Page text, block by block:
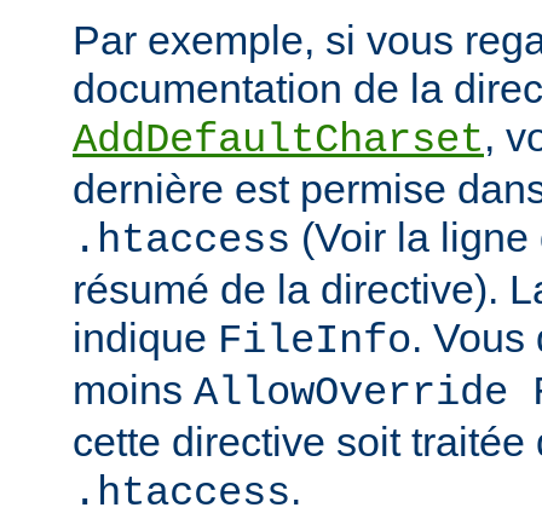
Par exemple, si vous
documentation de la
AddDefaultCharset,
dernière est permise
.htaccess (Voir la
résumé de la directive).
indique FileInfo. Vous
moins
cette directive soit
.htaccess.